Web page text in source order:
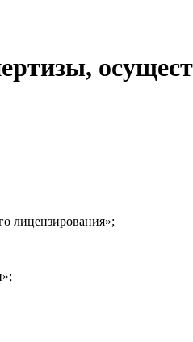
лицензирования»;